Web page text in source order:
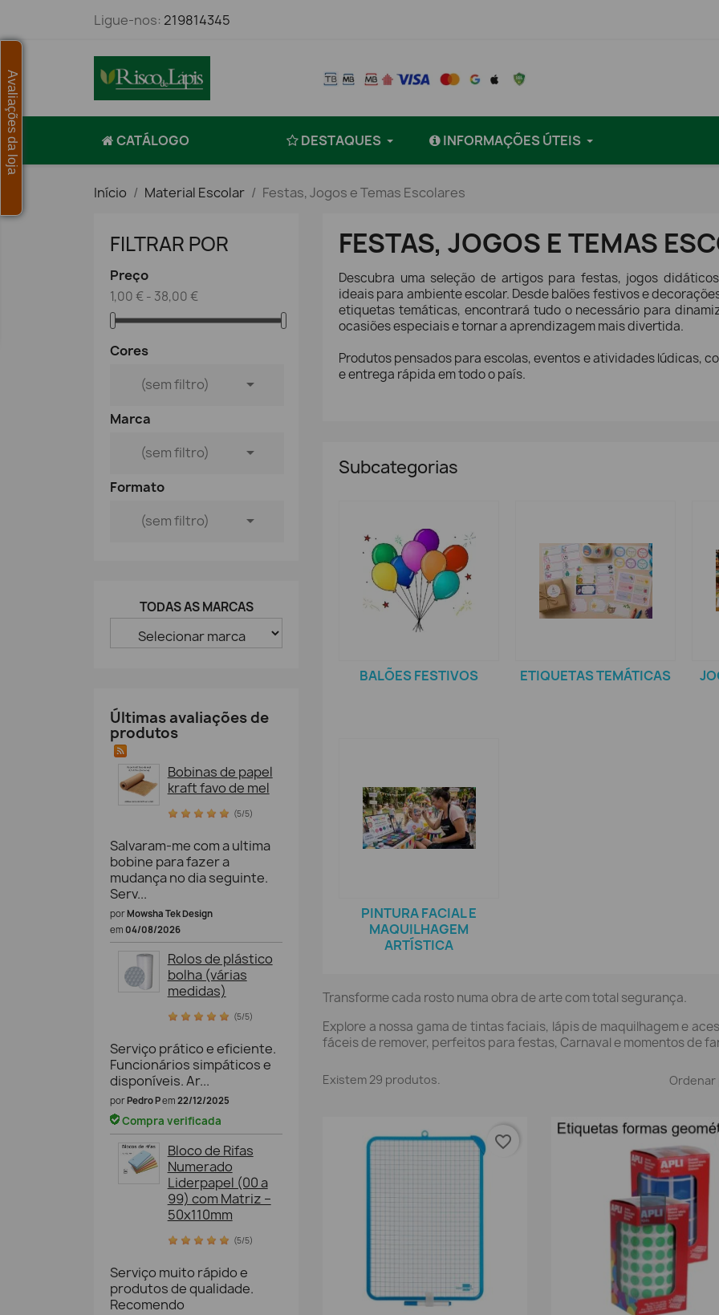
Ligue-nos: 219814345
CATÁLOGO DESTAQUES INFORMAÇÕES ÚTEIS
Início Material Escolar Festas, Jogos e Temas Escolares
FILTRAR POR
Preço
1,00 € - 38,00 €
Cores
(sem filtro)

Marca
(sem filtro)

Formato
(sem filtro)

TODAS AS MARCAS
Últimas avaliações de
produtos
Bobinas de papel
kraft favo de mel
(5/5)
Salvaram-me com a ultima
bobine para fazer a
mudança no dia seguinte.
Serv...
porMowsha Tek Design
em 04/08/2026
Rolos de plástico
bolha (várias
medidas)
(5/5)
Serviço prático e eficiente.
Funcionários simpáticos e
disponíveis. Ar...
porPedro Pem 22/12/2025
Compra verificada
Bloco de Rifas
Numerado
Liderpapel (00 a
99) com Matriz –
50x110mm
(5/5)
Serviço muito rápido e
produtos de qualidade.
Recomendo
FESTAS, JOGOS E TEMAS
Descubra uma seleção de artigos para festas, jogos
ideais para ambiente escolar. Desde balões festivos e
etiquetas temáticas, encontrará tudo o necessário para
ocasiões especiais e tornar a aprendizagem mais divertida.
Produtos pensados para escolas, eventos e atividades lúdicas,
e entrega rápida em todo o país.
Subcategorias
BALÕES FESTIVOS ETIQUETAS TEMÁTICAS
PINTURA FACIAL E
MAQUILHAGEM
ARTÍSTICA
Transforme cada rosto numa obra de arte com total segurança.
Explore a nossa gama de tintas faciais, lápis de maquilhagem e
fáceis de remover, perfeitos para festas, Carnaval e momentos de
Existem 29 produtos. Ordenar
favorite_border
Avaliações da loja